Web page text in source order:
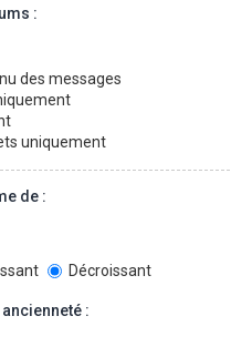
:
des messages
uniquement
de :
Décroissant
: